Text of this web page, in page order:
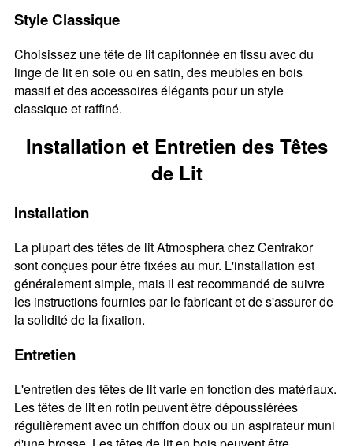
Style Classique
Choisissez une tête de lit capitonnée en tissu avec du
linge de lit en soie ou en satin, des meubles en bois
massif et des accessoires élégants pour un style
classique et raffiné.
Installation et Entretien des Têtes
de Lit
Installation
La plupart des têtes de lit Atmosphera chez Centrakor
sont conçues pour être fixées au mur. L'installation est
généralement simple, mais il est recommandé de suivre
les instructions fournies par le fabricant et de s'assurer de
la solidité de la fixation.
Entretien
L'entretien des têtes de lit varie en fonction des matériaux.
Les têtes de lit en rotin peuvent être dépoussiérées
régulièrement avec un chiffon doux ou un aspirateur muni